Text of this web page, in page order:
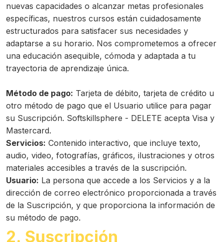
nuevas capacidades o alcanzar metas profesionales
específicas, nuestros cursos están cuidadosamente
estructurados para satisfacer sus necesidades y
adaptarse a su horario. Nos comprometemos a ofrecer
una educación asequible, cómoda y adaptada a tu
trayectoria de aprendizaje única.
Método de pago: Tarjeta de débito, tarjeta de crédito u
otro método de pago que el Usuario utilice para pagar
su Suscripción. Softskillsphere - DELETE acepta Visa y
Mastercard.
Servicios: Contenido interactivo, que incluye texto,
audio, video, fotografías, gráficos, ilustraciones y otros
materiales accesibles a través de la suscripción.
Usuario: La persona que accede a los Servicios y a la
dirección de correo electrónico proporcionada a través
de la Suscripción, y que proporciona la información de
su método de pago.
2. Suscripción